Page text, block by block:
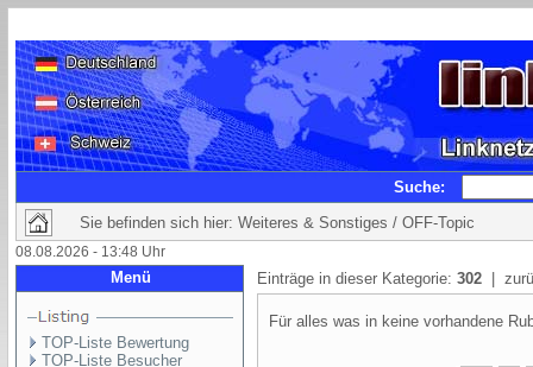
Suche:
Sie befinden sich hier: Weiteres & Sonstiges / OFF-Topic
08.08.2026 - 13:48 Uhr
Menü
TOP-Liste Bewertung
TOP-Liste Besucher
Einträge in dieser Kategorie: 302 |
Für alles was in keine vorhandene